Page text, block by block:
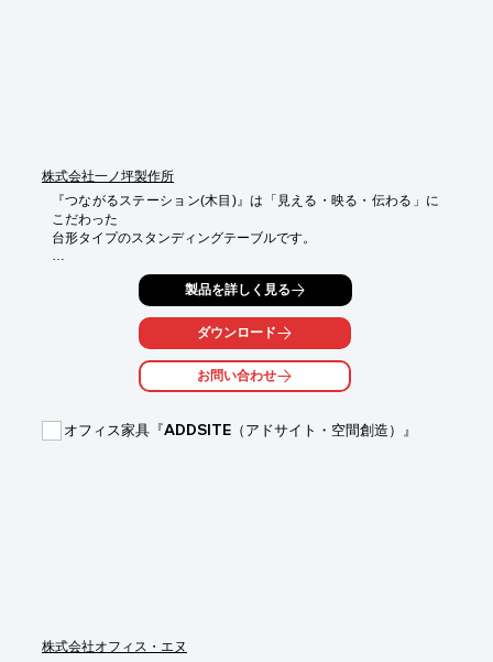
株式会社一ノ坪製作所
『つながるステーション(木目)』は「見える・映る・伝わる」に
こだわった
台形タイプのスタンディングテーブルです。
Side by side(並列)、Back to back(対面)、Circle(環状)など、多様
レイアウトプランに対応できます。
また壁、床へ工事レスで設置でき、窓際など場所を選ばずお使い
いただけます。
グループミーティングにも使いやすい新しいコミュニケーション
【特長】
製品を詳しく見る
ダウンロード
お問い合わせ
オフィス家具『ADDSITE（アドサイト・空間創造）』
株式会社オフィス・エヌ